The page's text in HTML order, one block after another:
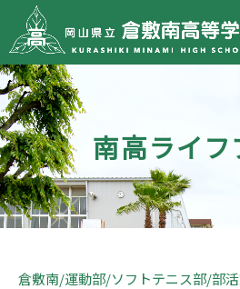
南高ライフ
倉敷南 運動部 ソフトテニス部 部